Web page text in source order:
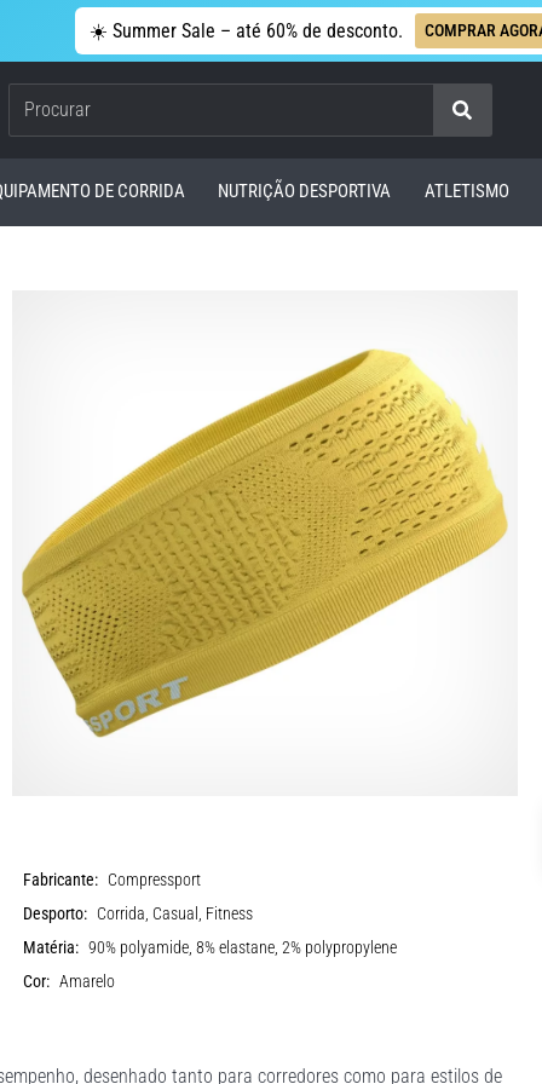
☀️ Summer Sale – até 60% de desconto. COMPRAR
Procurar
DE CORRIDA NUTRIÇÃO DESPORTIVA ATLETISMO
Fabricante: Compressport
Desporto: Corrida, Casual, Fitness
Matéria: 90% polyamide, 8% elastane, 2% polypropylene
Cor: Amarelo
desenhado tanto para corredores como para estilos de